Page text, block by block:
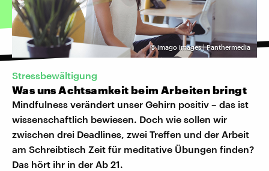
©imago images | Panthermedia
Stressbewältigung
Was uns Achtsamkeit beim Arbeiten bringt
Mindfulness verändert unser Gehirn positiv – das ist
wissenschaftlich bewiesen. Doch wie sollen wir
zwischen drei Deadlines, zwei Treffen und der Arbeit
am Schreibtisch Zeit für meditative Übungen finden?
Das hört ihr in der Ab 21.